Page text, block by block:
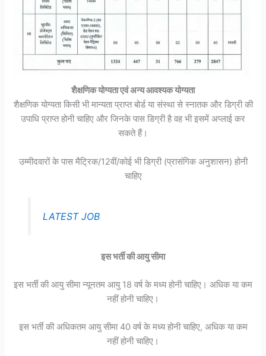
शैक्षणिक योग्यता एवं अन्य आवश्यक योग्यता
शैक्षणिक योग्यता किसी भी मान्यता प्राप्त बोर्ड या संस्था से स्नातक और डिग्री की
उपाधि प्राप्त होनी चाहिए और जिनके पास डिग्री है वह भी इसमें अप्लाई कर
सकते हैं।
उम्मीदवारों के पास मैट्रिक/12वीं/कोई भी डिग्री (प्रासंगिक अनुशासन) होनी
चाहिए
LATEST JOB
इस भर्ती की आयु सीमा
इस भर्ती की आयु सीमा न्यूनतम आयु 18 वर्ष के मध्य होनी चाहिए। अधिक या कम
नहीं होनी चाहिए।
इस भर्ती की अधिकतम आयु सीमा 40 वर्ष के मध्य होनी चाहिए, अधिक या कम
नहीं होनी चाहिए।